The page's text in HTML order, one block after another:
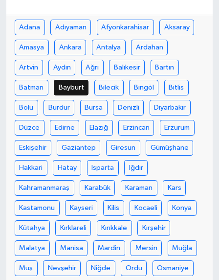
Adana Adıyaman Afyonkarahisar Aksaray
Amasya Ankara Antalya Ardahan
Artvin Aydın Ağrı Balıkesir Bartın
Batman Bayburt Bilecik Bingöl Bitlis
Bolu Burdur Bursa Denizli Diyarbakır
Düzce Edirne Elazığ Erzincan Erzurum
Eskişehir Gaziantep Giresun Gümüşhane
Hakkari Hatay Isparta Iğdır
Kahramanmaraş Karabük Karaman Kars
Kastamonu Kayseri Kilis Kocaeli Konya
Kütahya Kırklareli Kırıkkale Kırşehir
Malatya Manisa Mardin Mersin Muğla
Muş Nevşehir Niğde Ordu Osmaniye
Bilim, Teknoloji